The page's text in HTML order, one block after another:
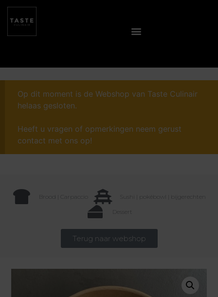
Op dit moment is de Webshop van Taste Culinair
helaas gesloten.
Heeft u vragen of opmerkingen neem gerust
contact met ons op!
Brood | Carpaccio Sushi | pokébowl | bijgerechten
Dessert
Terug naar webshop